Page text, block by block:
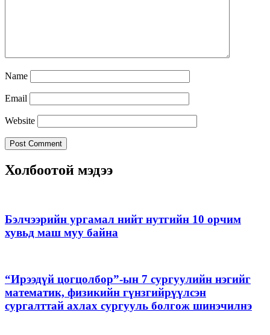
Name
Email
Website
Холбоотой мэдээ
Бэлчээрийн ургамал нийт нутгийн 10 орчим
хувьд маш муу байна
“Ирээдүй цогцолбор”-ын 7 сургуулийн нэгийг
математик, физикийн гүнзгийрүүлсэн
сургалттай ахлах сургууль болгож шинэчилнэ